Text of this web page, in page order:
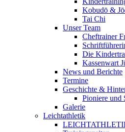
Kobudō &
Tai Chi
Unser Team
Cheftrainer
Die
Kassenwart
News und Berichte
Termine
Geschichte &
Pioniere und
Galerie
Leichtathletik